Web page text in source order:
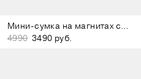
Мини-сумка на магнитах серо-лиловая
4990 3490 руб.